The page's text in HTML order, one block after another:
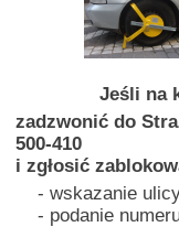
Jeśli na
zadzwonić do
500-410
i zgłosić
- wskazanie
- podanie